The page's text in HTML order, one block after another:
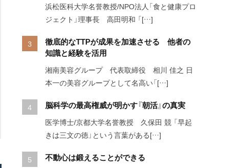
浜松医科大学名誉教授/NPO法人「食と健康プロ
ジェクト」理事長 高田明和 「[…]
徹底的なTTPが成果を加速させる 他者の
知識と経験を活用
湘南美容グループ 代表取締役 相川 佳之 日
本一の美容グループとして名高い「[…]
脳科学の最高権威が明かす『朝活』の真実
医学博士/京都大学名誉教授 久保田 競 「早起
きは三文の徳」という言葉がある[…]
不動心は鍛えることができる